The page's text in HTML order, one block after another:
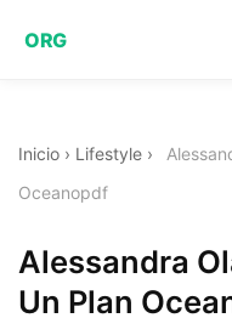
ORG
Inicio › Lifestyle ›
Oceanopdf
Alessandra
Un Plan